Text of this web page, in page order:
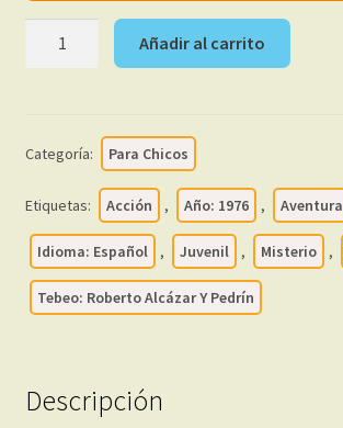
1976
Colección
Completa
–
En
Formato
Añadir al carrito
Categoría: Para Chicos
Etiquetas: Acción , Año: 1976 , Aventura
Idioma: Español , Juvenil , Misterio ,
Tebeo: Roberto Alcázar Y Pedrín
Descripción